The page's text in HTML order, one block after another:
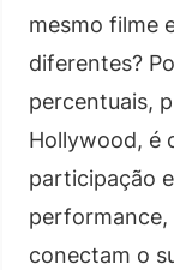
mesmo filme
diferentes?
percentuais,
Hollywood, é
participação
performance,
conectam o